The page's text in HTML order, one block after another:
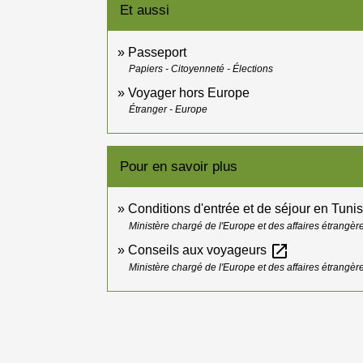
Et aussi
Passeport
Papiers - Citoyenneté - Élections
Voyager hors Europe
Étranger - Europe
Pour en savoir plus
Conditions d'entrée et de séjour en
Ministère chargé de l'Europe et des affaires
Conseils aux voyageurs open_in_new
Ministère chargé de l'Europe et des affaires